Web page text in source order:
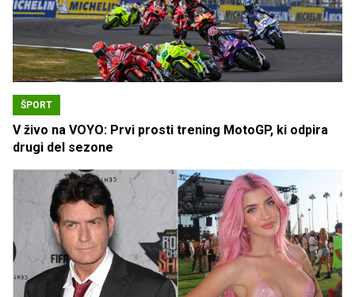
ŠPORT
V živo na VOYO: Prvi prosti trening MotoGP, ki odpira
drugi del sezone